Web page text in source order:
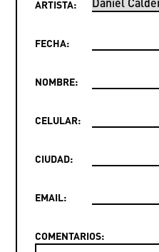
ARTISTA:
FECHA:
NOMBRE:
CELULAR:
CIUDAD:
EMAIL:
COMENTARIOS: